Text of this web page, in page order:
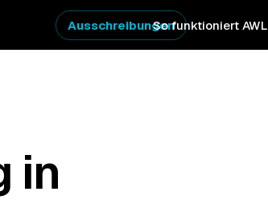
So funktioniert AWL
Ausschreibungen
in